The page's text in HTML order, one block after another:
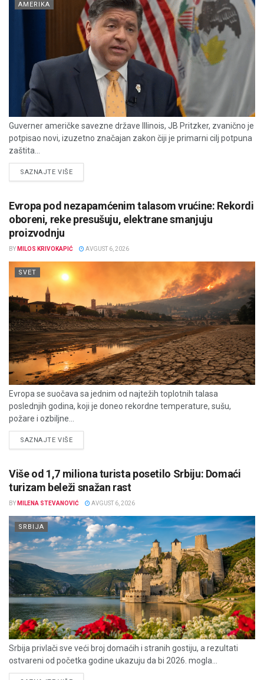
AMERIKA
Guverner američke savezne države Illinois, JB Pritzker, zvanično je
potpisao novi, izuzetno značajan zakon čiji je primarni cilj potpuna
zaštita...
SAZNAJTE VIŠEDETAILS
Evropa pod nezapamćenim talasom vrućine: Rekordi
oboreni, reke presušuju, elektrane smanjuju
proizvodnju
BY MILOS KRIVOKAPIĆ AVGUST 6, 2026
SVET
Evropa se suočava sa jednim od najtežih toplotnih talasa
poslednjih godina, koji je doneo rekordne temperature, sušu,
požare i ozbiljne...
SAZNAJTE VIŠEDETAILS
Više od 1,7 miliona turista posetilo Srbiju: Domaći
turizam beleži snažan rast
BY MILENA STEVANOVIĆ AVGUST 6, 2026
SRBIJA
Srbija privlači sve veći broj domaćih i stranih gostiju, a rezultati
ostvareni od početka godine ukazuju da bi 2026. mogla...